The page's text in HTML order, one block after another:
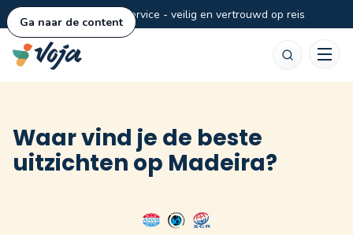
Ga naar de content
Persoonlijke service - veilig en vertrouwd op reis
Waar vind je de beste
uitzichten op Madeira?
Zoeken